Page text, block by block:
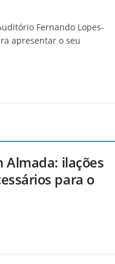
Fernando Lopes-
apresentar o seu
Almada: ilações
para o